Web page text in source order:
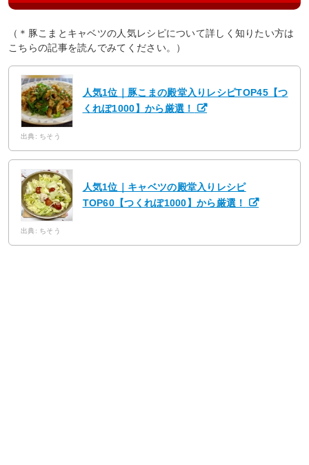
（＊豚こまとキャベツの人気レシピについて詳しく知りたい方は
こちらの記事を読んでみてください。）
人気1位｜豚こまの殿堂入りレシピTOP45【つ
くれぽ1000】から厳選！
出典: ちそう
人気1位｜キャベツの殿堂入りレシピ
TOP60【つくれぽ1000】から厳選！
出典: ちそう